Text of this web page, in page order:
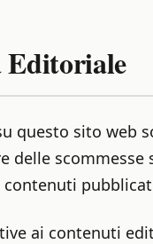
Editoriale
questo sito web
delle
contenuti
ai contenuti